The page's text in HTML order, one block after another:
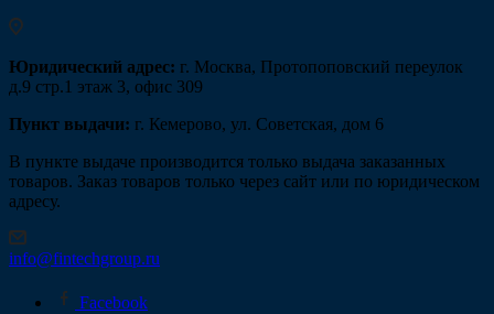
Юридический адрес: г. Москва, Протопоповский переулок
д.9 стр.1 этаж 3, офис 309
Пункт выдачи: г. Кемерово, ул. Советская, дом 6
В пункте выдаче производится только выдача заказанных
товаров. Заказ товаров только через сайт или по юридическом
адресу.
info@fintechgroup.ru
Facebook